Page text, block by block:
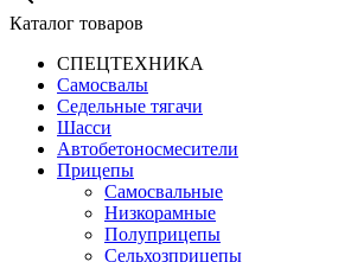
Каталог товаров
СПЕЦТЕХНИКА
Самосвалы
Седельные тягачи
Шасси
Автобетоно­смесители
Прицепы
Самосвальные
Низкорамные
Полуприцепы
Сельхозприцепы